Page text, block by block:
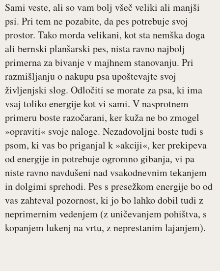
Sami veste, ali so vam bolj všeč veliki ali manjši
psi. Pri tem ne pozabite, da pes potrebuje svoj
prostor. Tako morda velikani, kot sta nemška doga
ali bernski planšarski pes, nista ravno najbolj
primerna za bivanje v majhnem stanovanju. Pri
razmišljanju o nakupu psa upoštevajte svoj
življenjski slog. Odločiti se morate za psa, ki ima
vsaj toliko energije kot vi sami. V nasprotnem
primeru boste razočarani, ker kuža ne bo zmogel
»opraviti« svoje naloge. Nezadovoljni boste tudi s
psom, ki vas bo priganjal k »akciji«, ker prekipeva
od energije in potrebuje ogromno gibanja, vi pa
niste ravno navdušeni nad vsakodnevnim tekanjem
in dolgimi sprehodi. Pes s presežkom energije bo od
vas zahteval pozornost, ki jo bo lahko dobil tudi z
neprimernim vedenjem (z uničevanjem pohištva, s
kopanjem lukenj na vrtu, z neprestanim lajanjem).